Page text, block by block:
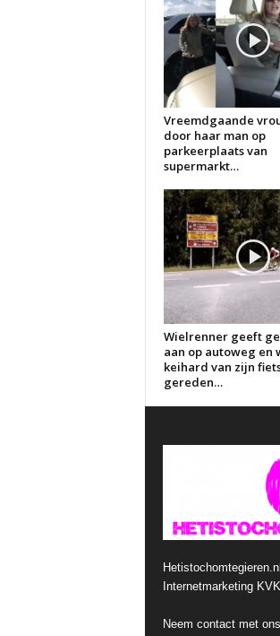
Vreemdgaande
door haar man op
parkeerplaats van
supermarkt…
Wielrenner geeft
aan op autoweg en
keihard van zijn
gereden…
Internetmarketing
Neem contact met